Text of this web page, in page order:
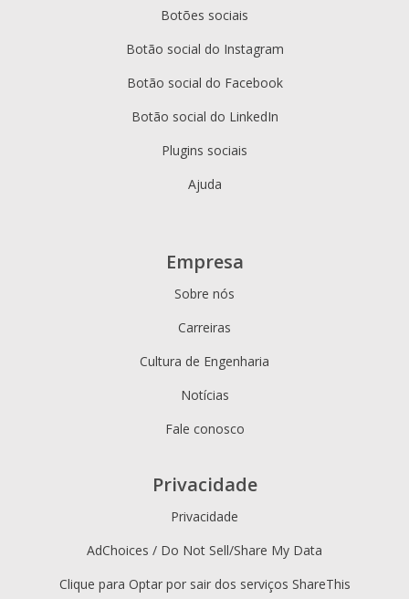
Botões sociais
Botão social do Instagram
Botão social do Facebook
Botão social do LinkedIn
Plugins sociais
Ajuda
Empresa
Sobre nós
Carreiras
Cultura de Engenharia
Notícias
Fale conosco
Privacidade
Privacidade
AdChoices / Do Not Sell/Share My Data
Clique para Optar por sair dos serviços ShareThis